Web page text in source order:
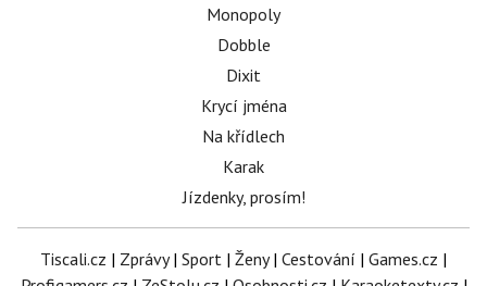
Monopoly
Dobble
Dixit
Krycí jména
Na křídlech
Karak
Jízdenky, prosím!
Tiscali.cz | Zprávy| Sport | Ženy| Cestování | Games.cz |